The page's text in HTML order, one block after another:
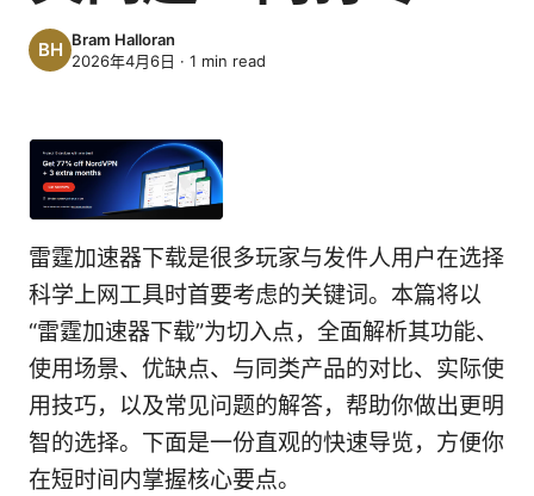
Bram Halloran
2026年4月6日 · 1 min read
雷霆加速器下载是很多玩家与发件人用户在选择
科学上网工具时首要考虑的关键词。本篇将以
“雷霆加速器下载”为切入点，全面解析其功能、
使用场景、优缺点、与同类产品的对比、实际使
用技巧，以及常见问题的解答，帮助你做出更明
智的选择。下面是一份直观的快速导览，方便你
在短时间内掌握核心要点。